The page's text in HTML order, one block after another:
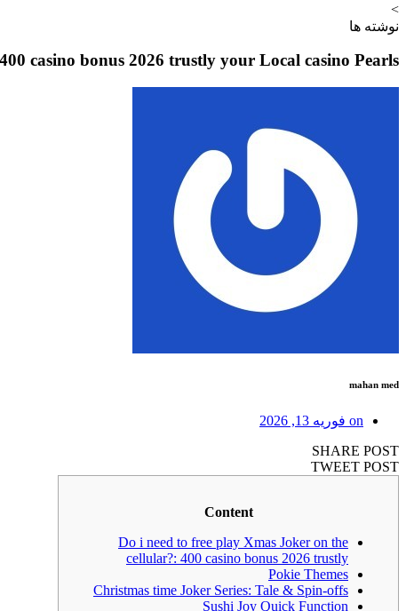
>
نوشته ها
casino bonus 2026 trustly your Local casino Pearls
mahan med
on فوریه 13, 2026
SHARE POST
TWEET POST
Content
Do i need to free play Xmas Joker on the
cellular?: 400 casino bonus 2026 trustly
Pokie Themes
Christmas time Joker Series: Tale & Spin-offs
Sushi Joy Quick Function